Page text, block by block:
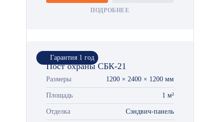
ПОДРОБНЕЕ
Гарантия 1 год
Пост охраны СБК-21
Размеры 1200 × 2400 × 1200 мм
Площадь 1 м²
Отделка Сэндвич-панель